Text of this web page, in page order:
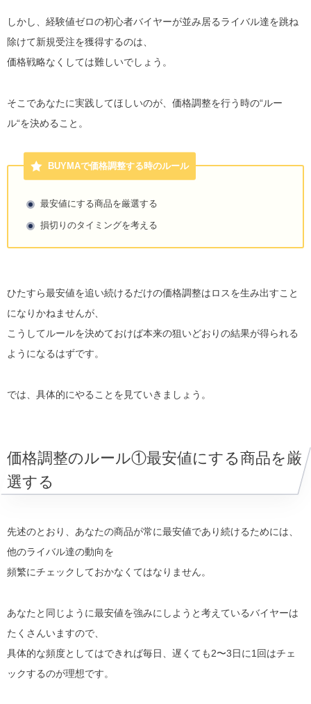
しかし、経験値ゼロの初心者バイヤーが並み居るライバル達を跳ね
除けて新規受注を獲得するのは、
価格戦略なくしては難しいでしょう。
そこであなたに実践してほしいのが、価格調整を行う時の“ルー
ル“を決めること。
BUYMAで価格調整する時のルール
最安値にする商品を厳選する
損切りのタイミングを考える
ひたすら最安値を追い続けるだけの価格調整はロスを生み出すこと
になりかねませんが、
こうしてルールを決めておけば本来の狙いどおりの結果が得られる
ようになるはずです。
では、具体的にやることを見ていきましょう。
価格調整のルール①最安値にする商品を厳
選する
先述のとおり、あなたの商品が常に最安値であり続けるためには、
他のライバル達の動向を
頻繁にチェックしておかなくてはなりません。
あなたと同じように最安値を強みにしようと考えているバイヤーは
たくさんいますので、
具体的な頻度としてはできれば毎日、遅くても2〜3日に1回はチェ
ックするのが理想です。